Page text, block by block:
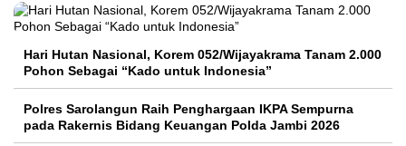
Hari Hutan Nasional, Korem 052/Wijayakrama Tanam 2.000
Pohon Sebagai “Kado untuk Indonesia”
Polres Sarolangun Raih Penghargaan IKPA Sempurna
pada Rakernis Bidang Keuangan Polda Jambi 2026